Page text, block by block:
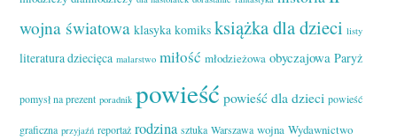
wojna światowa klasyka komiks książka dla dzieci listy
literatura dziecięca malarstwo miłość młodzieżowa obyczajowa Paryż
pomysł na prezent poradnik powieść powieść dla dzieci powieść
graficzna przyjaźń reportaż rodzina sztuka Warszawa wojna Wydawnictwo